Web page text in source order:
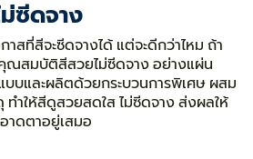
ซีดจาง
สที่สีจะซีดจางได้ แต่จะดีกว่าไหม ถ้า
ณสมบัติสีสวยไม่ซีดจาง อย่างแผ่น
บบและผลิตด้วยกระบวนการพิเศษ ผสม
ทำให้สีดูสวยสดใส ไม่ซีดจาง ส่งผลให้
อาดตาอยู่เสมอ